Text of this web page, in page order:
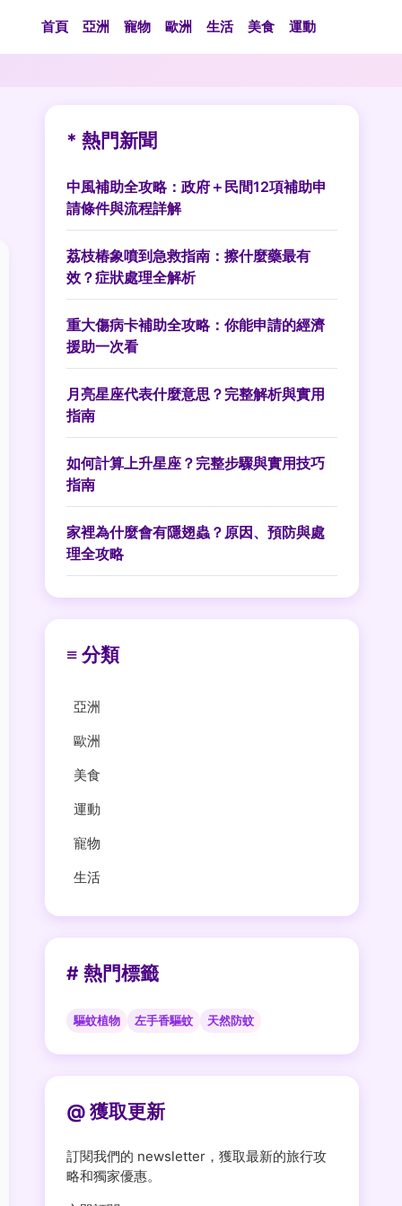
首頁 亞洲 寵物 歐洲 生活 美食 運動
* 熱門新聞
中風補助全攻略：政府＋民間12項補助申
請條件與流程詳解
荔枝椿象噴到急救指南：擦什麼藥最有
效？症狀處理全解析
重大傷病卡補助全攻略：你能申請的經濟
援助一次看
月亮星座代表什麼意思？完整解析與實用
指南
如何計算上升星座？完整步驟與實用技巧
指南
家裡為什麼會有隱翅蟲？原因、預防與處
理全攻略
≡ 分類
亞洲
歐洲
美食
運動
寵物
生活
# 熱門標籤
驅蚊植物 左手香驅蚊 天然防蚊
@ 獲取更新
訂閱我們的 newsletter，獲取最新的旅行攻
略和獨家優惠。